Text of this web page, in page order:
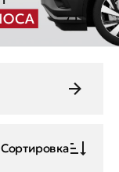
Сортировка